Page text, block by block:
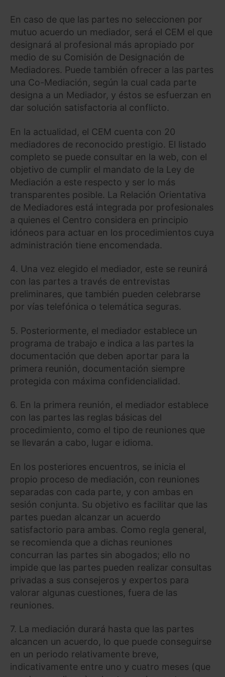
En caso de que las partes no seleccionen por
mutuo acuerdo un mediador, será el CEM el que
designará al profesional más apropiado por
medio de su Comisión de Designación de
Mediadores. Puede también ofrecer a las partes
una Co-Mediación, según la cual cada parte
designa a un Mediador, y éstos se esfuerzan en
dar solución satisfactoria al conflicto.
En la actualidad, el CEM cuenta con 20
mediadores de reconocido prestigio. El listado
completo se puede consultar en la web, con el
objetivo de cumplir el mandato de la Ley de
Mediación a este respecto y ser lo más
transparentes posible. La Relación Orientativa
de Mediadores está integrada por profesionales
a quienes el Centro considera en principio
idóneos para actuar en los procedimientos cuya
administración tiene encomendada.
4. Una vez elegido el mediador, este se reunirá
con las partes a través de entrevistas
preliminares, que también pueden celebrarse
por vías telefónica o telemática seguras.
5. Posteriormente, el mediador establece un
programa de trabajo e indica a las partes la
documentación que deben aportar para la
primera reunión, documentación siempre
protegida con máxima confidencialidad.
6. En la primera reunión, el mediador establece
con las partes las reglas básicas del
procedimiento, como el tipo de reuniones que
se llevarán a cabo, lugar e idioma.
En los posteriores encuentros, se inicia el
propio proceso de mediación, con reuniones
separadas con cada parte, y con ambas en
sesión conjunta. Su objetivo es facilitar que las
partes puedan alcanzar un acuerdo
satisfactorio para ambas. Como regla general,
se recomienda que a dichas reuniones
concurran las partes sin abogados; ello no
impide que las partes pueden realizar consultas
privadas a sus consejeros y expertos para
valorar algunas cuestiones, fuera de las
reuniones.
7. La mediación durará hasta que las partes
alcancen un acuerdo, lo que puede conseguirse
en un periodo relativamente breve,
indicativamente entre uno y cuatro meses (que